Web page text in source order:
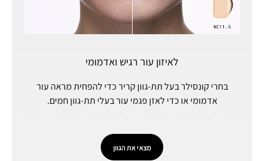
לאיזון עור רגיש ואדמומי
בחרי קונסילר בעל תת-גוון קריר כדי להפחית מראה עור
אדמומי או כדי לאזן פגמי עור בעלי תת-גוון חמים.
מצאי את הגוון